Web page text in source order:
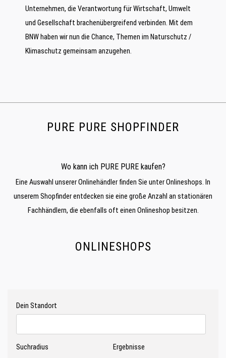
Unternehmen, die Verantwortung für Wirtschaft, Umwelt
und Gesellschaft brachenübergreifend verbinden. Mit dem
BNW haben wir nun die Chance, Themen im Naturschutz /
Klimaschutz gemeinsam anzugehen.
PURE PURE SHOPFINDER
Wo kann ich PURE PURE kaufen?
Eine Auswahl unserer Onlinehändler finden Sie unterOnlineshops. In
unserem Shopfinder entdecken sie eine große Anzahl an stationären
Fachhändlern, die ebenfalls oft einen Onlineshop besitzen.
ONLINESHOPS
Dein Standort
Suchradius Ergebnisse